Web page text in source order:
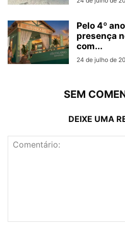
Pelo 4º
presença
com...
24 de julho de
SEM
DEIXE UMA